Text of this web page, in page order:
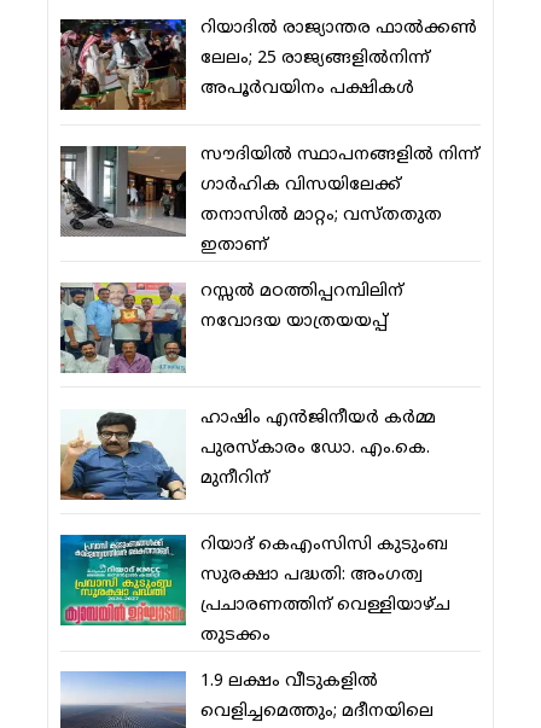
റിയാദില്‍ രാജ്യാന്തര ഫാല്‍ക്കണ്‍
ലേലം; 25 രാജ്യങ്ങളില്‍നിന്ന്
അപൂര്‍വയിനം പക്ഷികള്‍
സൗദിയില്‍ സ്ഥാപനങ്ങളില്‍ നിന്ന്
ഗാര്‍ഹിക വിസയിലേക്ക്
തനാസില്‍ മാറ്റം; വസ്തതുത
ഇതാണ്
റസ്സല്‍ മഠത്തിപ്പറമ്പിലിന്
നവോദയ യാത്രയയപ്പ്
ഹാഷിം എന്‍ജിനീയര്‍ കര്‍മ്മ
പുരസ്‌കാരം ഡോ. എം.കെ.
മുനീറിന്
റിയാദ് കെഎംസിസി കുടുംബ
സുരക്ഷാ പദ്ധതി: അംഗത്വ
പ്രചാരണത്തിന് വെള്ളിയാഴ്ച
തുടക്കം
1.9 ലക്ഷം വീടുകളില്‍
വെളിച്ചമെത്തും; മദീനയിലെ